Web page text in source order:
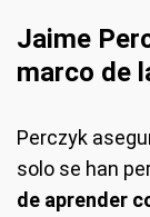
Jaime
marco de
Perczyk
solo se han
de aprender